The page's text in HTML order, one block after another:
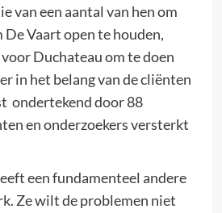
van een aantal van hen om
Vaart open te houden,
Duchateau om te doen
in het belang van de cliënten
ondertekend door 88
en onderzoekers versterkt
een fundamenteel andere
Ze wilt de problemen niet